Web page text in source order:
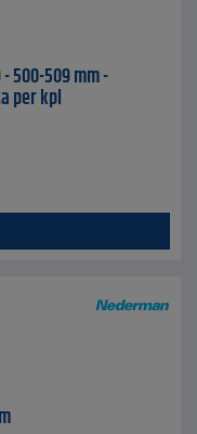
500-509 mm -
per kpl